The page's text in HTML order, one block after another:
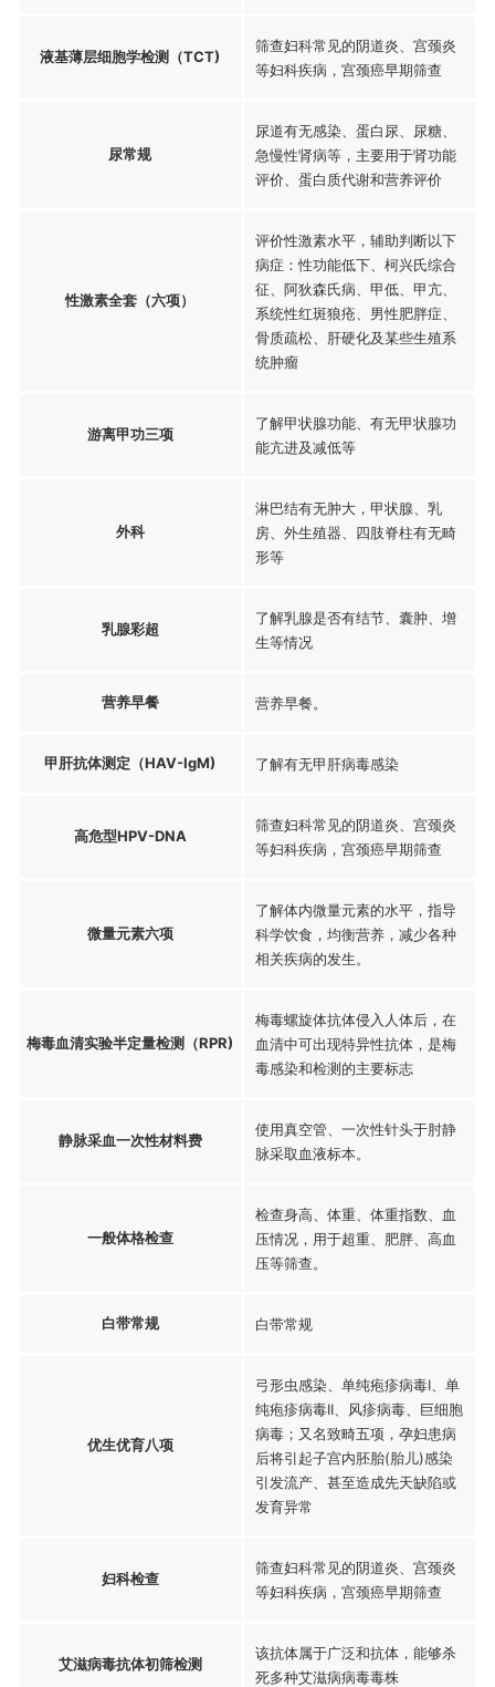
液基薄层细胞学检测（TCT)
筛查妇科常见的阴道炎、宫颈炎
等妇科疾病，宫颈癌早期筛查
尿常规
尿道有无感染、蛋白尿、尿糖、
急慢性肾病等，主要用于肾功能
评价、蛋白质代谢和营养评价
性激素全套（六项）
评价性激素水平，辅助判断以下
病症：性功能低下、柯兴氏综合
征、阿狄森氏病、甲低、甲亢、
系统性红斑狼疮、男性肥胖症、
骨质疏松、肝硬化及某些生殖系
统肿瘤
游离甲功三项
了解甲状腺功能、有无甲状腺功
能亢进及减低等
外科
淋巴结有无肿大，甲状腺、乳
房、外生殖器、四肢脊柱有无畸
形等
乳腺彩超
了解乳腺是否有结节、囊肿、增
生等情况
营养早餐 营养早餐。
甲肝抗体测定（HAV-IgM) 了解有无甲肝病毒感染
高危型HPV-DNA
筛查妇科常见的阴道炎、宫颈炎
等妇科疾病，宫颈癌早期筛查
微量元素六项
了解体内微量元素的水平，指导
科学饮食，均衡营养，减少各种
相关疾病的发生。
梅毒血清实验半定量检测（RPR)
梅毒螺旋体抗体侵入人体后，在
血清中可出现特异性抗体，是梅
毒感染和检测的主要标志
静脉采血一次性材料费
使用真空管、一次性针头于肘静
脉采取血液标本。
一般体格检查
检查身高、体重、体重指数、血
压情况，用于超重、肥胖、高血
压等筛查。
白带常规 白带常规
优生优育八项
弓形虫感染、单纯疱疹病毒I、单
纯疱疹病毒II、风疹病毒、巨细胞
病毒；又名致畸五项，孕妇患病
后将引起子宫内胚胎(胎儿)感染
引发流产、甚至造成先天缺陷或
发育异常
妇科检查
筛查妇科常见的阴道炎、宫颈炎
等妇科疾病，宫颈癌早期筛查
艾滋病毒抗体初筛检测
该抗体属于广泛和抗体，能够杀
死多种艾滋病病毒毒株